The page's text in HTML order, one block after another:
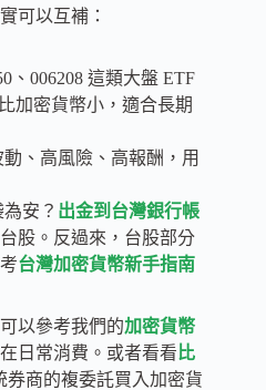
可以互補：
、006208 這類大盤 ETF
加密貨幣小，適合長期
動、高風險、高報酬，用
安？ 出金到台灣銀行帳
股。反過來，台股部分
台灣加密貨幣新手指南
以參考我們的加密貨幣
日常消費。或者看看 比
券商的複委託買入加密貨